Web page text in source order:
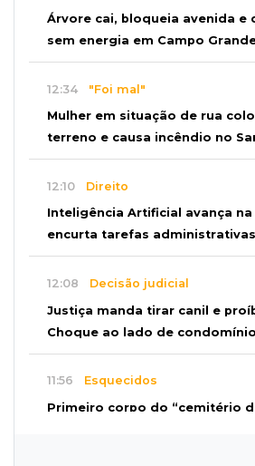
Árvore cai, bloqueia avenida e
sem energia em Campo
12:34 "Foi mal"
Mulher em situação de rua
terreno e causa incêndio no
12:10 Direito
Inteligência Artificial avança
encurta tarefas administrativas
12:08 Decisão judicial
Justiça manda tirar canil e
Choque ao lado de condomínio
11:56 Esquecidos
Primeiro corpo do “cemitério